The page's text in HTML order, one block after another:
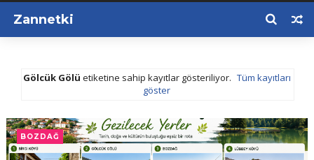
Zannetki
Gölcük Gölü etiketine sahip kayıtlar gösteriliyor. Tüm kayıtları
göster
BOZDAĞ